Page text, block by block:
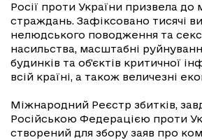
Росії проти України призвела до
страждань. Зафіксовано тисячі
нелюдського поводження та
насильства, масштабні
будинків та об'єктів критичної
всій країні, а також величезні
Міжнародний Реєстр збитків,
Російською Федерацією проти
створений для збору заяв про